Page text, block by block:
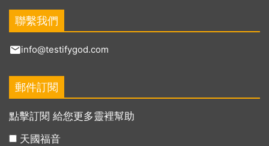
聯繫我們
info@testifygod.com
郵件訂閱
點擊訂閱 給您更多靈裡幫助
天國福音